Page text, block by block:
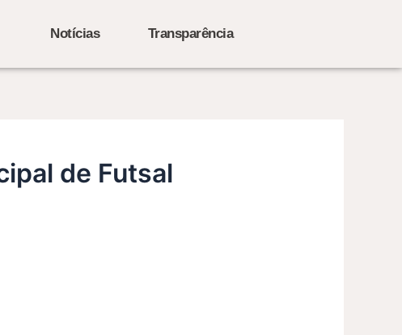
Notícias Transparência
de Futsal